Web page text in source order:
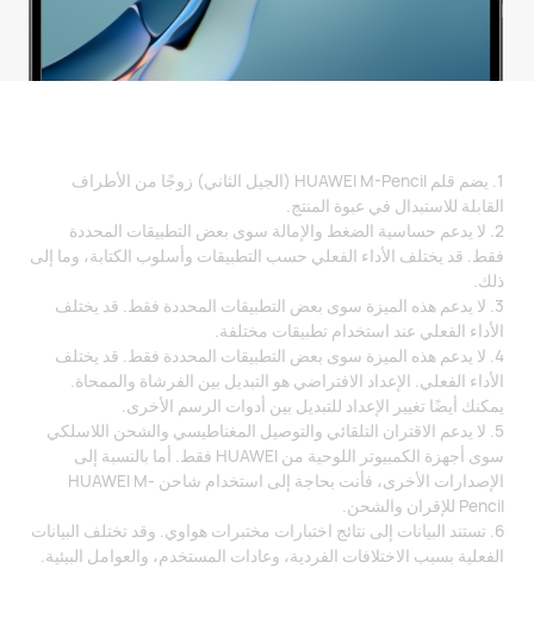
1. يضم قلم HUAWEI M-Pencil (الجيل الثاني) زوجًا من الأطراف
القابلة للاستبدال في عبوة المنتج.
2. لا يدعم حساسية الضغط والإمالة سوى بعض التطبيقات المحددة
فقط. قد يختلف الأداء الفعلي حسب التطبيقات وأسلوب الكتابة، وما إلى
ذلك.
3. لا يدعم هذه الميزة سوى بعض التطبيقات المحددة فقط. قد يختلف
الأداء الفعلي عند استخدام تطبيقات مختلفة.
4. لا يدعم هذه الميزة سوى بعض التطبيقات المحددة فقط. قد يختلف
الأداء الفعلي. الإعداد الافتراضي هو التبديل بين الفرشاة والممحاة.
يمكنك أيضًا تغيير الإعداد للتبديل بين أدوات الرسم الأخرى.
5. لا يدعم الاقتران التلقائي والتوصيل المغناطيسي والشحن اللاسلكي
سوى أجهزة الكمبيوتر اللوحية من HUAWEI فقط. أما بالنسبة إلى
الإصدارات الأخرى، فأنت بحاجة إلى استخدام شاحن HUAWEI M-
Pencil للإقران والشحن.
6. تستند البيانات إلى نتائج اختبارات مختبرات هواوي. وقد تختلف البيانات
الفعلية بسبب الاختلافات الفردية، وعادات المستخدم، والعوامل البيئية.